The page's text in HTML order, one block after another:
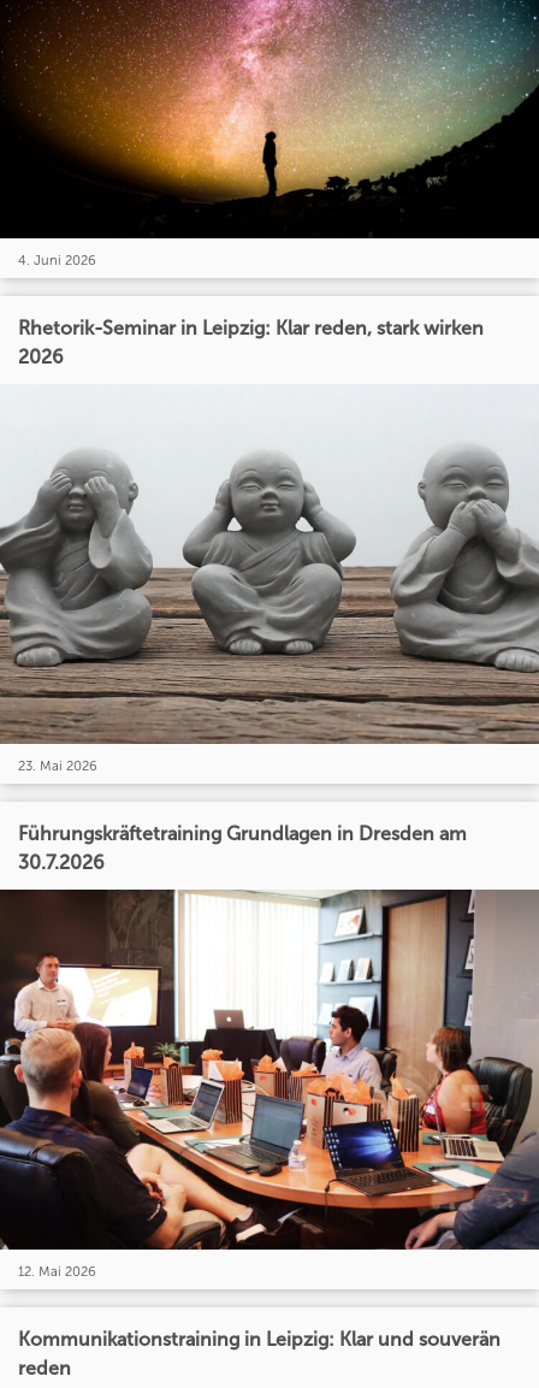
4. Juni 2026
Rhetorik-Seminar in Leipzig: Klar reden, stark wirken
2026
23. Mai 2026
Führungskräftetraining Grundlagen in Dresden am
30.7.2026
12. Mai 2026
Kommunikationstraining in Leipzig: Klar und souverän
reden